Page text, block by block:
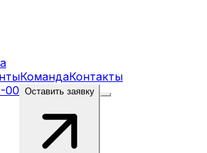
КомандаКонтакты
00 Оставить заявку